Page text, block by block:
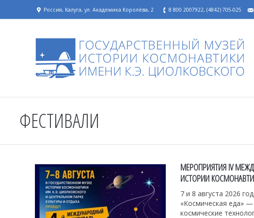
Россия, Калуга, ул. Академика Королёва, 2 8 800 2007922, (4842) 705-025
ФЕСТИВАЛИ
МЕРОПРИЯТИЯ IV
ИСТОРИИ
7 и 8 августа 2026
«Космическая еда»
космические